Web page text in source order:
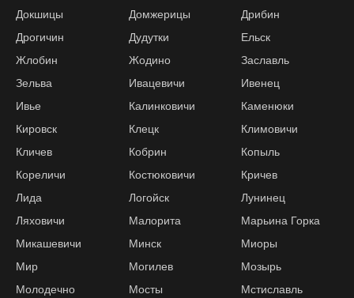
Докшицы
Домжерицы
Дрибин
Дрогичин
Дудутки
Ельск
Жлобин
Жодино
Заславль
Зельва
Ивацевичи
Ивенец
Ивье
Калинковичи
Каменюки
Кировск
Клецк
Климовичи
Кличев
Кобрин
Копыль
Кореличи
Костюковичи
Кричев
Лида
Логойск
Лунинец
Ляховичи
Малорита
Марьина Горка
Микашевичи
Минск
Миоры
Мир
Могилев
Мозырь
Молодечно
Мосты
Мстиславль